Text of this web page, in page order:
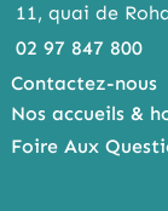
11, quai de
02 97 847 800
Contactez-nous
Nos accueils &
Foire Aux